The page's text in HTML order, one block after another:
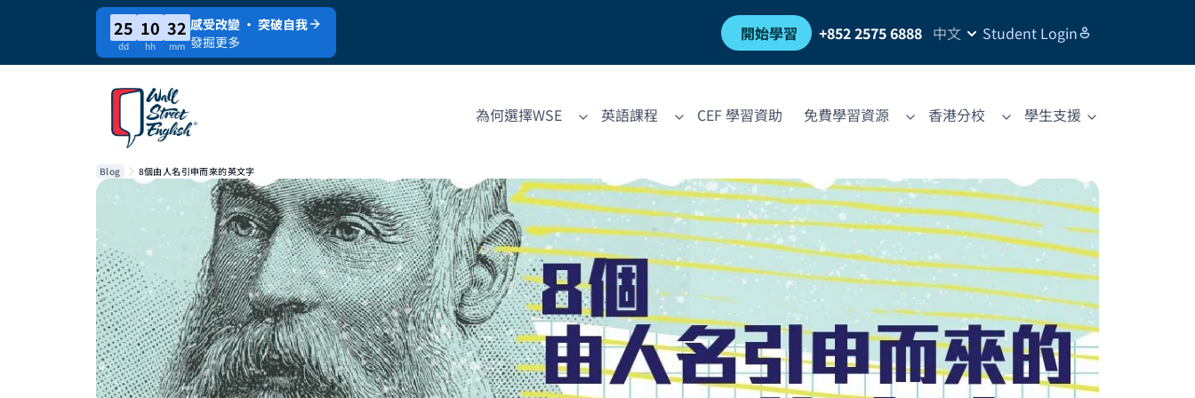
25
dd
10
hh
32
mm
感受改變 · 突破自我
發掘更多
開始學習 +852 2575 6888 中文 Student Login
為何選擇WSE 英語課程 CEF 學習資助 免費學習資源 香港分校 學生支援
Blog 8個由人名引申而來的英文字